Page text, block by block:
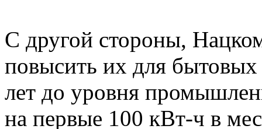
С другой стороны,
повысить их для бытовых
лет до уровня
на первые 100 кВт-ч в